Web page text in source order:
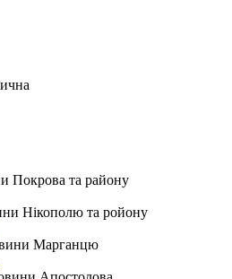
Покрова та району
Нікополю та ройону
Марганцю